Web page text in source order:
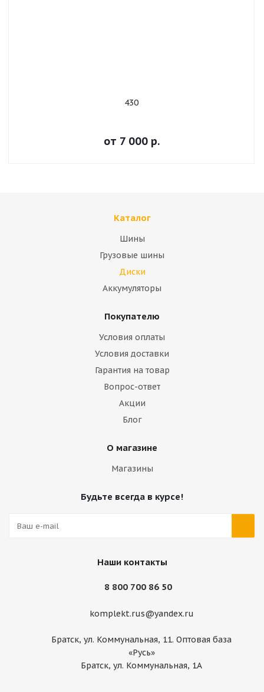
430
от 7 000р.
Каталог
Шины
Грузовые шины
Диски
Аккумуляторы
Покупателю
Условия оплаты
Условия доставки
Гарантия на товар
Вопрос-ответ
Акции
Блог
О магазине
Магазины
Будьте всегда в курсе!
Наши контакты
8 800 700 86 50
komplekt.rus@yandex.ru
Братск, ул. Коммунальная, 11. Оптовая база
«Русь»
Братск, ул. Коммунальная, 1А